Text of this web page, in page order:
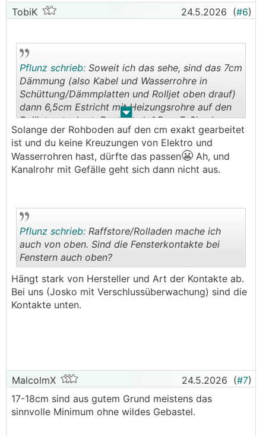
TobiK 24.5.2026 (#6)
. .
Pflunz schrieb: Soweit ich das sehe, sind das 7cm
Dämmung (also Kabel und Wasserrohre in
Schüttung/Dämmplatten und Rolljet oben drauf)
dann 6,5cm Estricht mit Heizungsrohre auf den
Rolljet getackert. Dann noch 1,5cm Fußboden.
Solange der Rohboden auf den cm exakt gearbeitet
ist und du keine Kreuzungen von Elektro und
Wasserrohren hast, dürfte das passen😬 Ah, und
Kanalrohr mit Gefälle geht sich dann nicht aus.
..
Pflunz schrieb: Raffstore/Rolladen mache ich
auch von oben. Sind die Fensterkontakte bei
Fenstern auch oben?
Hängt stark von Hersteller und Art der Kontakte ab.
Bei uns (Josko mit Verschlussüberwachung) sind die
Kontakte unten.
MalcolmX 24.5.2026 (#7)
17-18cm sind aus gutem Grund meistens das
sinnvolle Minimum ohne wildes Gebastel.